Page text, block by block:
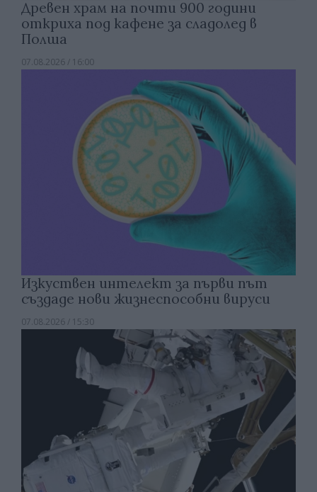
Древен храм на почти 900 години
откриха под кафене за сладолед в
Полша
07.08.2026 / 16:00
Изкуствен интелект за първи път
създаде нови жизнеспособни вируси
07.08.2026 / 15:30